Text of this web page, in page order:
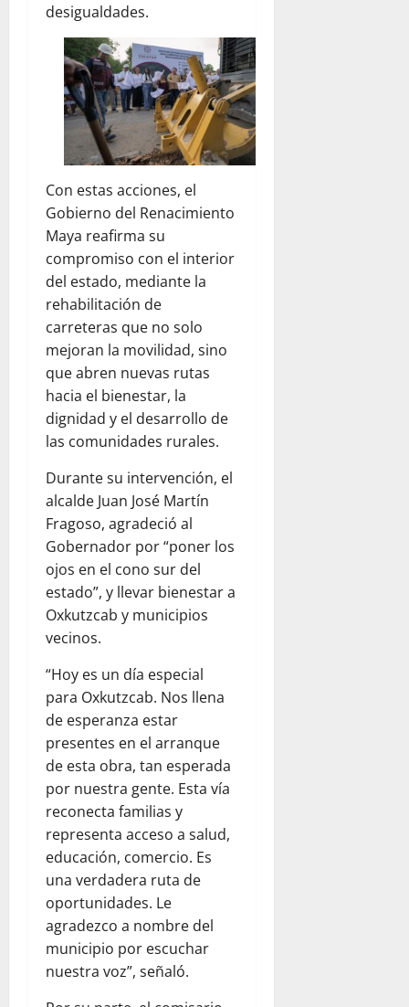
desigualdades.
Con estas acciones, el
Gobierno del Renacimiento
Maya reafirma su
compromiso con el interior
del estado, mediante la
rehabilitación de
carreteras que no solo
mejoran la movilidad, sino
que abren nuevas rutas
hacia el bienestar, la
dignidad y el desarrollo de
las comunidades rurales.
Durante su intervención, el
alcalde Juan José Martín
Fragoso, agradeció al
Gobernador por “poner los
ojos en el cono sur del
estado”, y llevar bienestar a
Oxkutzcab y municipios
vecinos.
“Hoy es un día especial
para Oxkutzcab. Nos llena
de esperanza estar
presentes en el arranque
de esta obra, tan esperada
por nuestra gente. Esta vía
reconecta familias y
representa acceso a salud,
educación, comercio. Es
una verdadera ruta de
oportunidades. Le
agradezco a nombre del
municipio por escuchar
nuestra voz”, señaló.